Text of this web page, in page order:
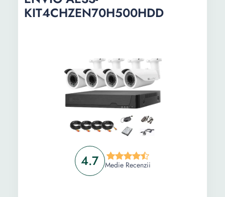
Temperatura
-20 °C ~ 50 °C
Continuu / Detectie
Miscare
4 camere de
exterior/interior
40 m IR
42 IR led
4.7 Medie Recenzii
KIT4CHZEN70H500HDD